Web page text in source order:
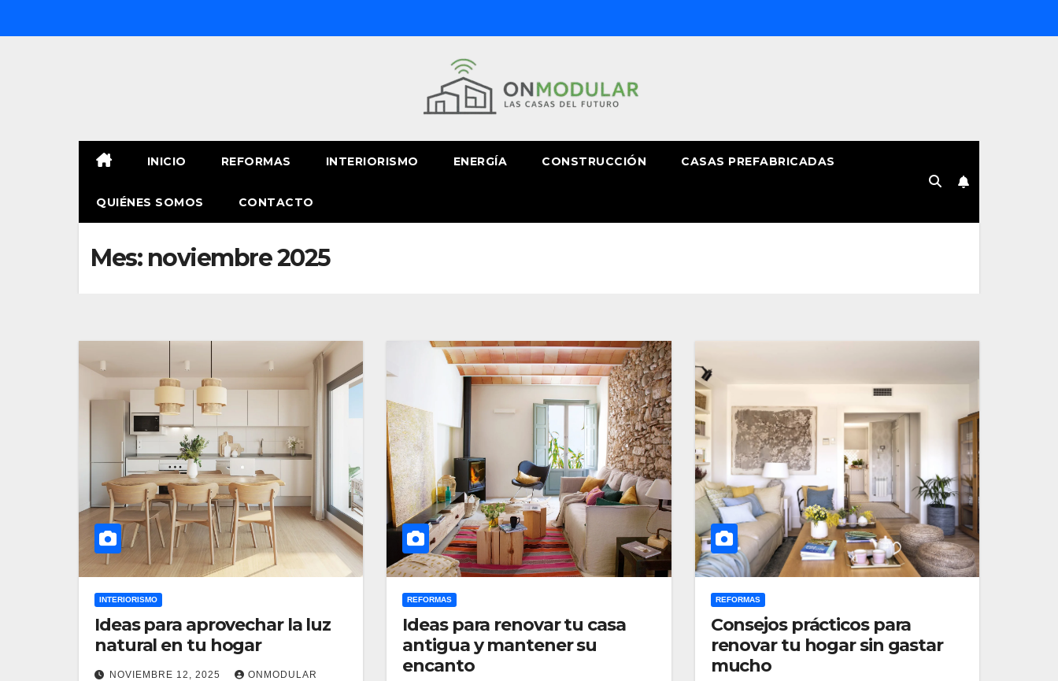
al
INICIO REFORMAS INTERIORISMO ENERGÍA CONSTRUCCIÓN CASAS PREFABRICADAS
QUIÉNES SOMOS CONTACTO
Mes: noviembre 2025
INTERIORISMO
Ideas para aprovechar la luz
natural en tu hogar
NOVIEMBRE 12, 2025 ONMODULAR
REFORMAS
Ideas para renovar tu casa
antigua y mantener su
encanto
REFORMAS
Consejos prácticos para
renovar tu hogar sin gastar
mucho